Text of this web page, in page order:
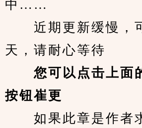
中……
近期更新缓慢，
天，请耐心等待
您可以点击上面
按钮崔更
如果此章是作者